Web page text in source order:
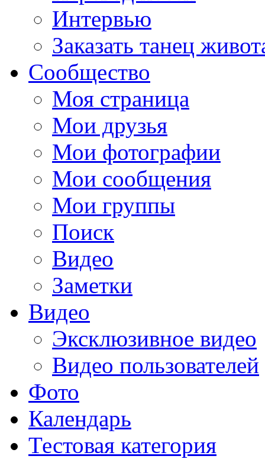
Интервью
Заказать танец
Сообщество
Моя страница
Мои друзья
Мои фотографии
Мои сообщения
Мои группы
Поиск
Видео
Заметки
Видео
Эксклюзивное видео
Видео пользователей
Фото
Календарь
Тестовая категория